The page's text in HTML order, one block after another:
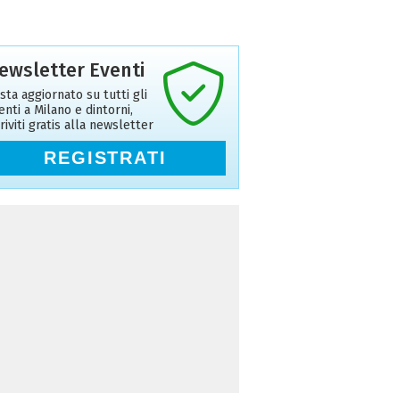
Eventi
aggiornato su tutti gli
a Milano e dintorni,
gratis alla newsletter
REGISTRATI